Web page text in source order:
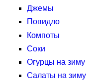
Джемы
Повидло
Компоты
Соки
Огурцы на зиму
Салаты на зиму